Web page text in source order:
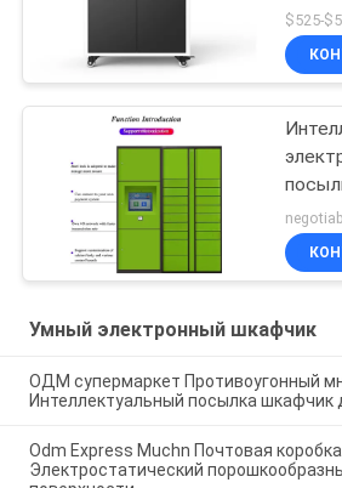
$525-
Умный электронный шкафчик
ОДМ супермаркет Противоугонный
Интеллектуальный посылка шкафчик
Odm Express Muchn Почтовая
Электростатический